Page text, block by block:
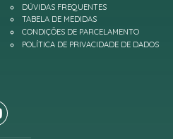
DÚVIDAS FREQUENTES
TABELA DE MEDIDAS
CONDIÇÕES DE PARCELAMENTO
POLÍTICA DE PRIVACIDADE DE DADOS